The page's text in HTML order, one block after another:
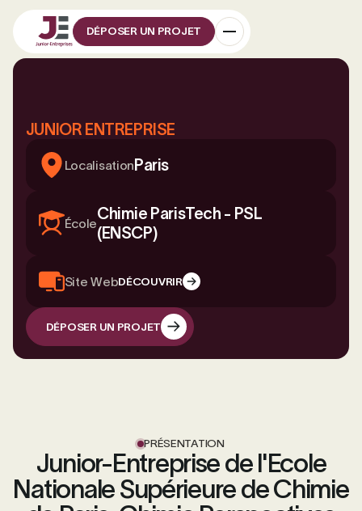
DÉPOSER UN PROJET
JUNIOR ENTREPRISE
Localisation Paris
École
Chimie ParisTech - PSL
(ENSCP)
Site WebDÉCOUVRIR
DÉPOSER UN PROJET
PRÉSENTATION
Junior-Entreprise de l'Ecole
Nationale Supérieure de Chimie